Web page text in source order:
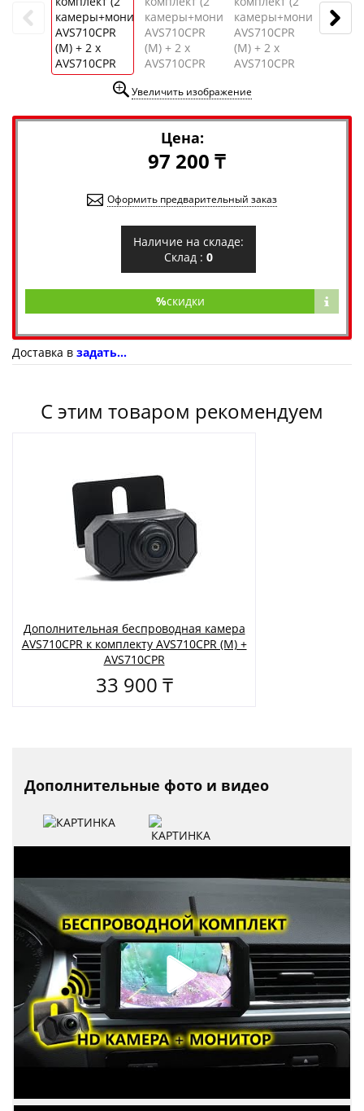
Увеличить изображение
Цена:
97 200 ₸
Оформить предварительный заказ
Наличие на складе:
Склад : 0
%скидки
Доставка в задать...
С этим товаром рекомендуем
Дополнительная беспроводная камера
AVS710CPR к комплекту AVS710CPR (M) +
AVS710CPR
33 900 ₸
Дополнительные фото и видео